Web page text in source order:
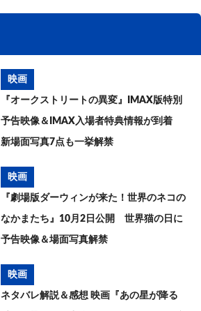
映画
『オークストリートの異変』IMAX版特別
予告映像＆IMAX入場者特典情報が到着
新場面写真7点も一挙解禁
映画
『劇場版ダーウィンが来た！世界のネコの
なかまたち』10月2日公開 世界猫の日に
予告映像＆場面写真解禁
映画
ネタバレ解説＆感想 映画『あの星が降る